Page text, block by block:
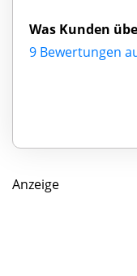
Was Kunden
9 Bewertungen
Anzeige